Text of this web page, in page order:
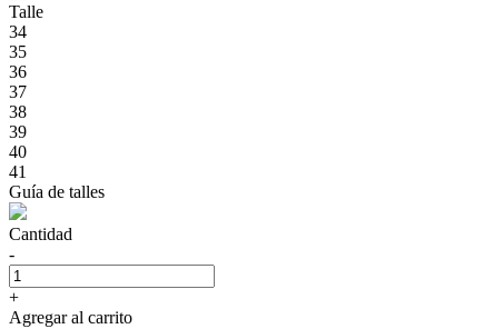
Talle
34
35
36
37
38
39
40
41
Guía de talles
Cantidad
-
+
Agregar al carrito